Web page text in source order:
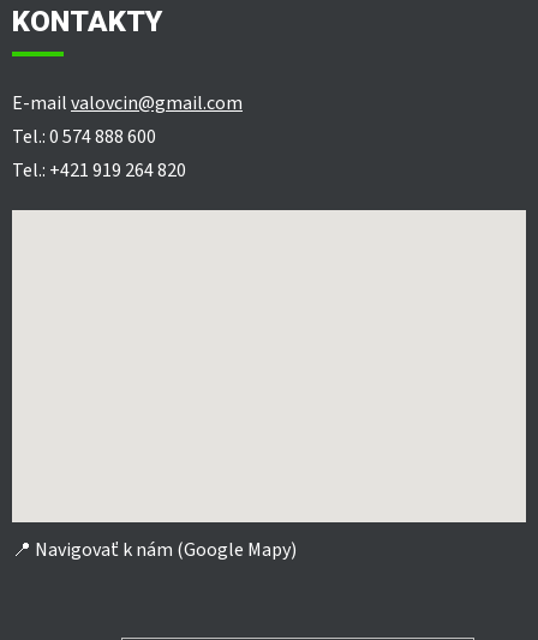
KONTAKTY
E-mailvalovcin@gmail.com
Tel.: 0 574 888 600
Tel.: +421 919 264 820
📍 Navigovať k nám (Google Mapy)